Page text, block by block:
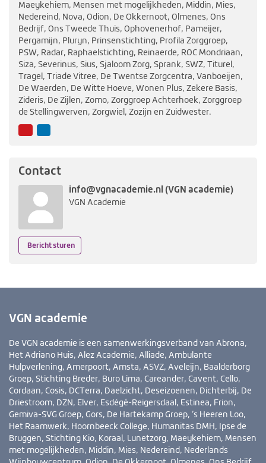
Maeykehiem, Mensen met mogelijkheden, Middin, Mies,
Nedereind, Nova, Odion, De Okkernoot, Olmenes, Ons
Bedrijf, Ons Tweede Thuis, Ophovenerhof, Pameijer,
Pergamijn, Pluryn, Prinsenstichting, Profila Zorggroep,
PSW, Radar, Raphaelstichting, Reinaerde, ROC Mondriaan,
Siza, Severinus, Sius, Sjaloom Zorg, Sprank, SWZ, Titurel,
Tragel, Triade Vitree, De Twentse Zorgcentra, Vanboeijen,
De Waerden, De Witte Hoeve, Wonen Plus, Zekere Basis,
Zideris, De Zijlen, Zomo, Zorggroep Achterhoek, Zorggroep
de Stellingwerven, Zorgwiel, Zozijn en Zuidwester.
YouTubeLinkedIn
Contact
info@vgnacademie.nl (VGN academie)
VGN Academie
Bericht sturen
VGN academie
De VGN academie is een samenwerkingsverband van Abrona,
Het Adriano Huis, Alez Academie, Alliade, Ambulante
Hulpverlening, Amerpoort, Amsta, ASVZ, Aveleijn, Baalderborg
Groep, Stichting Breder, Buro Lima, Careander, Cavent, Cello,
Cordaan, Cosis, DCTerra, Daelzicht, Deseizoenen, Dichterbij, De
Driestroom, DZN, Elver, Esdégé-Reigersdaal, Estinea, Frion,
Gemiva-SVG Groep, Gors, De Hartekamp Groep, ’s Heeren Loo,
Het Raamwerk, Hoornbeeck College, Humanitas DMH, Ipse de
Bruggen, Stichting Kio, Koraal, Lunetzorg, Maeykehiem, Mensen
met mogelijkheden, Middin, Mies, Nedereind, Nederlands